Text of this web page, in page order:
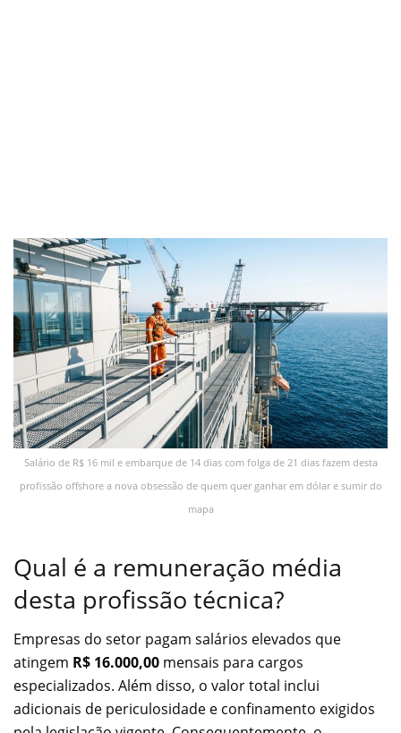
Salário de R$ 16 mil e embarque de 14 dias com folga de 21 dias fazem desta
profissão offshore a nova obsessão de quem quer ganhar em dólar e sumir do
mapa
Qual é a remuneração média
desta profissão técnica?
Empresas do setor pagam salários elevados que
atingem R$ 16.000,00 mensais para cargos
especializados. Além disso, o valor total inclui
adicionais de periculosidade e confinamento exigidos